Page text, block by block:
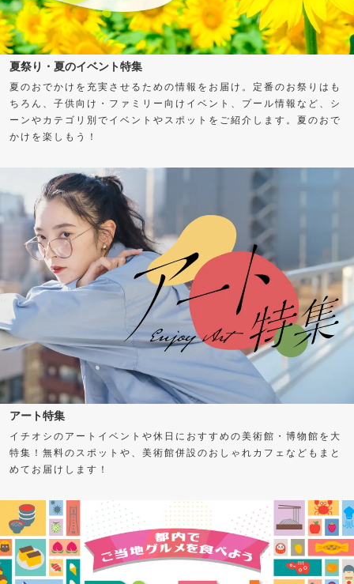
夏祭り・夏のイベント特集
夏のおでかけを充実させるための情報をお届け。定番のお祭りはも
ちろん、子供向け・ファミリー向けイベント、プール情報など、シ
ーンやカテゴリ別でイベントやスポットをご紹介します。夏のおで
かけを楽しもう！
アート特集
イチオシのアートイベントや休日におすすめの美術館・博物館を大
特集！無料のスポットや、美術館併設のおしゃれカフェなどもまと
めてお届けします！